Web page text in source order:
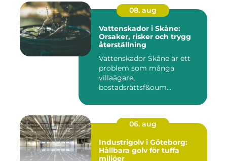
08. aug
Vattenskador i Skåne:
Orsaker, risker och trygg
återställning
Vattenskador Skåne är ett
problem som många
villaägare,
bostadsrättsf&oum...
06. aug
Industrigolv i Göteborg:
Hållbara golv för tuffa
miljöer